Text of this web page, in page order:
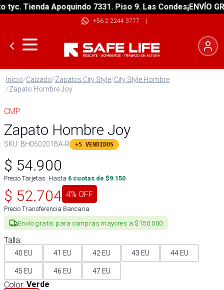
Tienda Apoquindo 7331. Piso 9. Las Condes¡ENVÍO
+56 2 2244 3777 |
Inicio/Calzado/Zapatos City Style/City Style Hombre
/Zapato Hombre Joy
CMP
Zapato Hombre Joy
SKU: BH050201BA-R +5 VENDIDOS
$ 54.900
Precio Tarjetas: Hasta 6 cuotas de $9.150
$ 52.704 4% OFF
Precio Transferencia Bancaria
Envío gratis para compras mayores a $150.000
Talla:
40 EU 41 EU 42 EU 43 EU
44 EU
45 EU
46 EU 47 EU
Color: Verde